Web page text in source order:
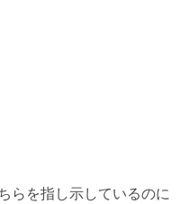
らを指し示しているのに